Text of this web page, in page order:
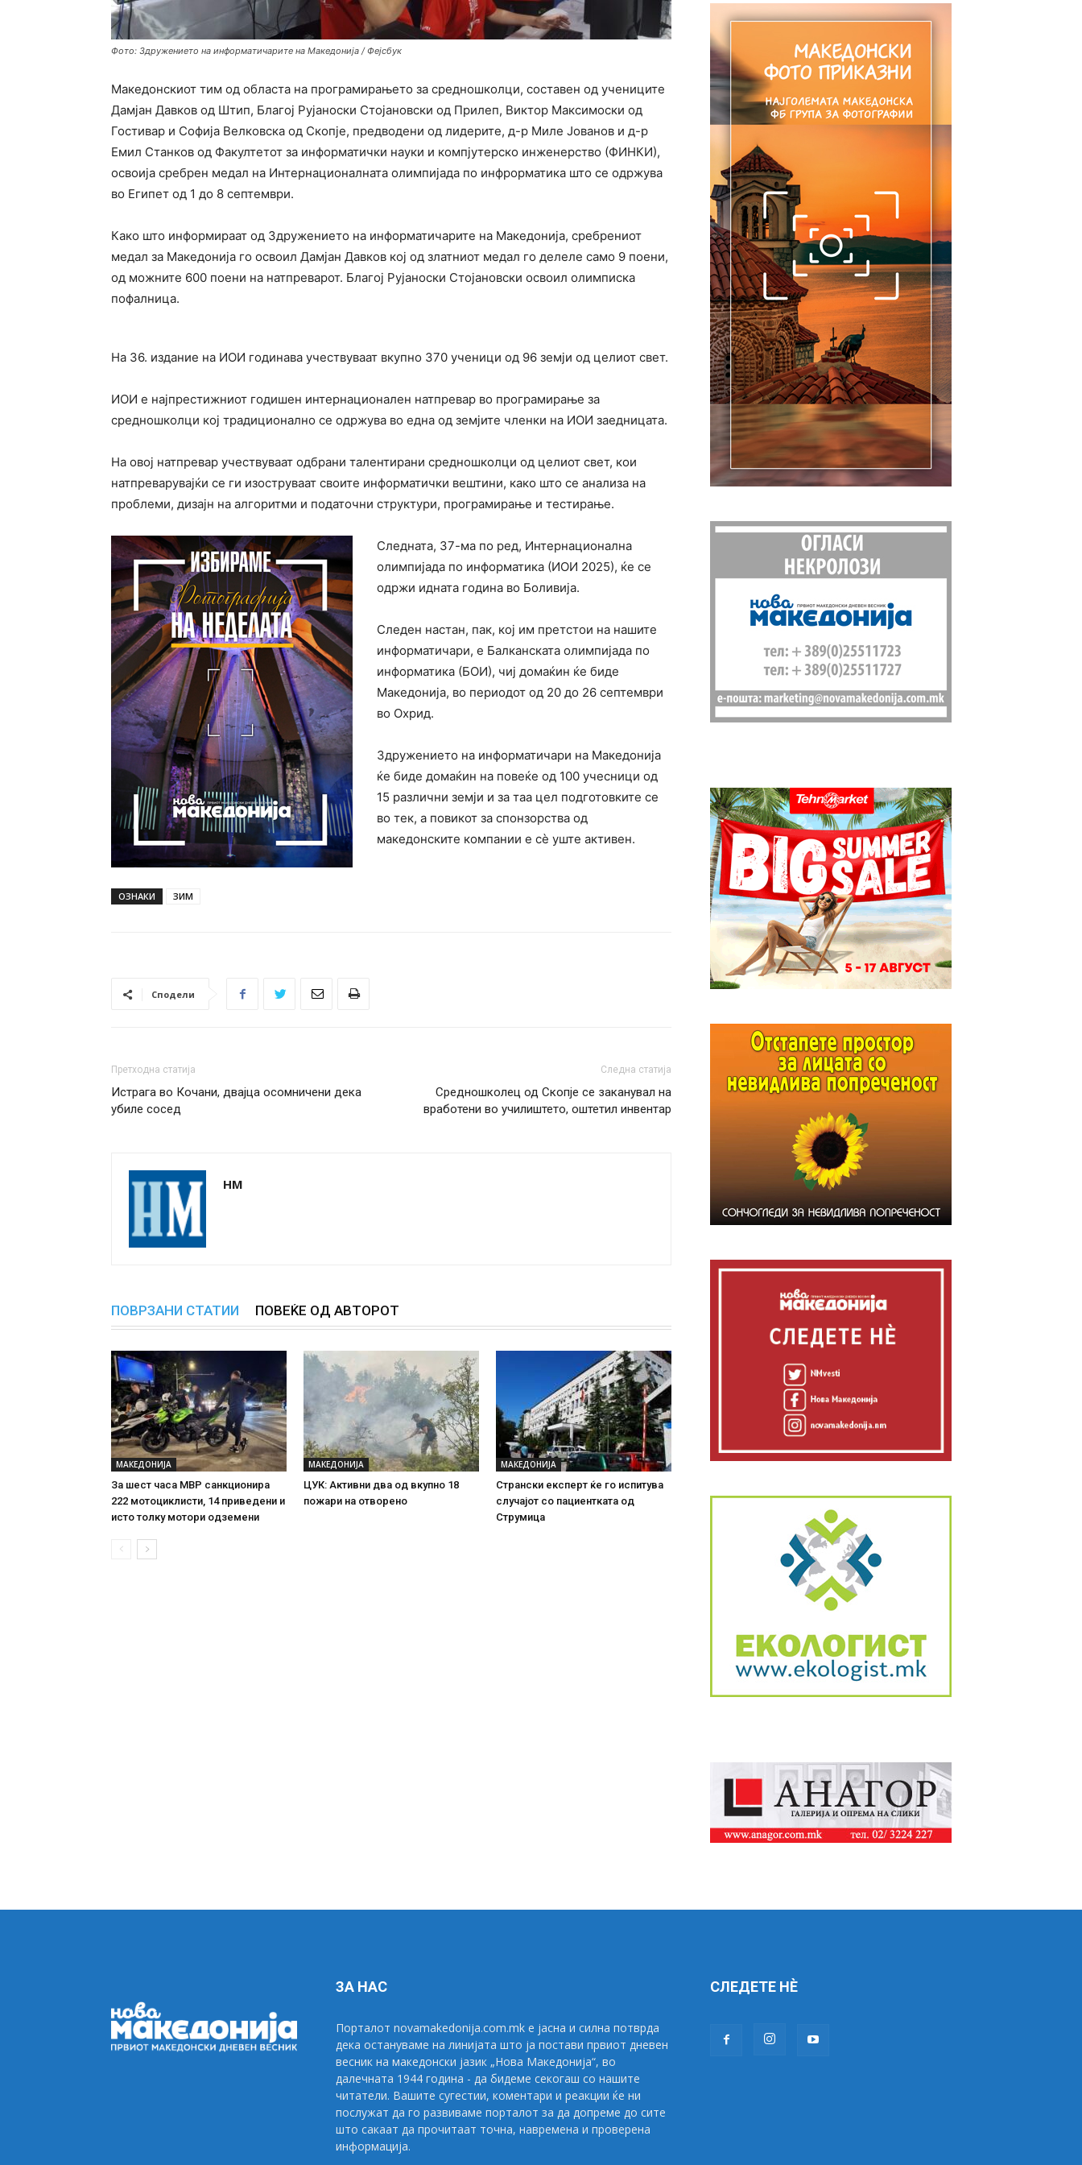
Фото: Здружението на информатичарите на Македонија / Фејсбук
Македонскиот тим од областа на програмирањето за средношколци, составен од учениците
Дамјан Давков од Штип, Благој Рујаноски Стојановски од Прилеп, Виктор Максимоски од
Гостивар и Софија Велковска од Скопје, предводени од лидерите, д-р Миле Јованов и д-р
Емил Станков од Факултетот за информатички науки и компјутерско инженерство (ФИНКИ),
освоија сребрен медал на Интернационалната олимпијада по инфрорматика што се одржува
во Египет од 1 до 8 септември.
Како што информираат од Здружението на информатичарите на Македонија, сребрениот
медал за Македонија го освоил Дамјан Давков кој од златниот медал го делеле само 9 поени,
од можните 600 поени на натпреварот. Благој Рујаноски Стојановски освоил олимписка
пофалница.
На 36. издание на ИОИ годинава учествуваат вкупно 370 ученици од 96 земји од целиот свет.
ИОИ е најпрестижниот годишен интернационален натпревар во програмирање за
средношколци кој традиционално се одржува во една од земјите членки на ИОИ заедницата.
На овој натпревар учествуваат одбрани талентирани средношколци од целиот свет, кои
натпреварувајќи се ги изоструваат своите информатички вештини, како што се анализа на
проблеми, дизајн на алгоритми и податочни структури, програмирање и тестирање.
Следната, 37-ма по ред, Интернационална
олимпијада по информатика (ИОИ 2025), ќе се
одржи идната година во Боливија.
Следен настан, пак, кој им претстои на нашите
информатичари, е Балканската олимпијада по
информатика (БОИ), чиј домаќин ќе биде
Македонија, во периодот од 20 до 26 септември
во Охрид.
Здружението на информатичари на Македонија
ќе биде домаќин на повеќе од 100 учесници од
15 различни земји и за таа цел подготовките се
во тек, а повикот за спонзорства од
македонските компании е сè уште активен.
ОЗНАКИ ЗИМ
Сподели
Претходна статија
Истрага во Кочани, двајца осомничени дека
убиле сосед
Следна статија
Средношколец од Скопје се заканувал на
вработени во училиштето, оштетил инвентар
НМ
ПОВРЗАНИ СТАТИИ ПОВЕЌЕ ОД АВТОРОТ
МАКЕДОНИЈА
За шест часа МВР санкционира
222 мотоциклисти, 14 приведени и
исто толку мотори одземени
МАКЕДОНИЈА
ЦУК: Активни два од вкупно 18
пожари на отворено
МАКЕДОНИЈА
Странски експерт ќе го испитува
случајот со пациентката од
Струмица
ЗА НАС
Порталот novamakedonija.com.mk е јасна и силна потврда
дека остануваме на линијата што ја постави првиот дневен
весник на македонски јазик „Нова Македонија“, во
далечната 1944 година - да бидеме секогаш со нашите
читатели. Вашите сугестии, коментари и реакции ќе ни
послужат да го развиваме порталот за да допреме до сите
што сакаат да прочитаат точна, навремена и проверена
информација.
СЛЕДЕТЕ НÈ